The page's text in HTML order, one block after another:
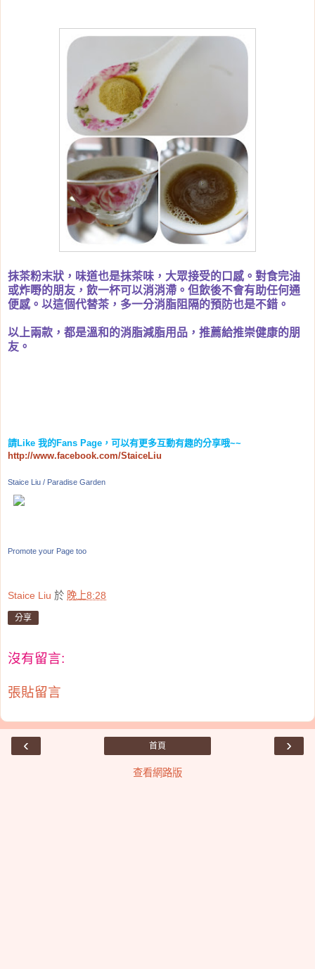
抹茶粉末狀，味道也是抹茶味，大眾接受的口感。對食完油
或炸嘢的朋友，飲一杯可以消消滯。但飲後不會有助任何通
便感。以這個代替茶，多一分消脂阻隔的預防也是不錯。
以上兩款，都是溫和的消脂減脂用品，推薦給推崇健康的朋
友。
請Like 我的Fans Page ，可以有更多互動有趣的分享哦~~
http://www.facebook.com/StaiceLiu
Staice Liu / Paradise Garden
Promote your Page too
Staice Liu 於 晚上8:28
分享
沒有留言:
張貼留言
‹ ›
首頁
查看網路版